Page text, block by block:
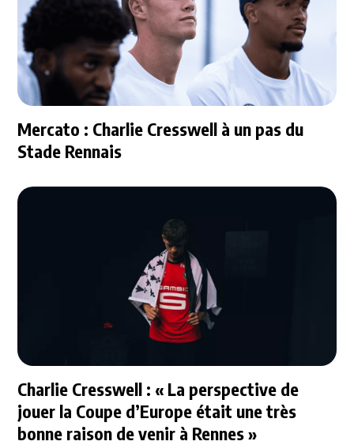
Mercato : Charlie Cresswell à un pas du
Stade Rennais
Charlie Cresswell : « La perspective de
jouer la Coupe d’Europe était une très
bonne raison de venir à Rennes »